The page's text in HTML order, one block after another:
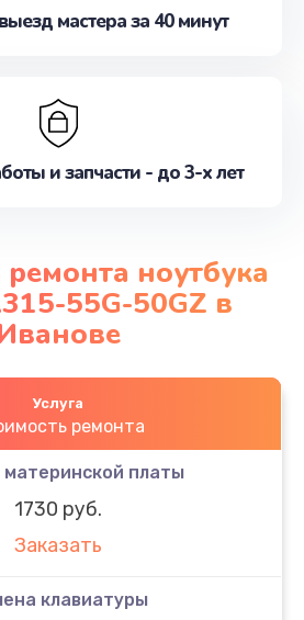
мастера за 40 минут
и запчасти - до 3-х лет
ноутбука
55G-50GZ в
Услуга
ремонта
платы
1730 руб.
Заказать
клавиатуры